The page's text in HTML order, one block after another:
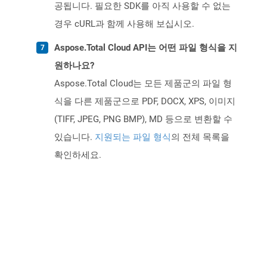
공됩니다. 필요한 SDK를 아직 사용할 수 없는
경우 cURL과 함께 사용해 보십시오.
Aspose.Total Cloud API는 어떤 파일 형식을 지
원하나요?
Aspose.Total Cloud는 모든 제품군의 파일 형
식을 다른 제품군으로 PDF, DOCX, XPS, 이미지
(TIFF, JPEG, PNG BMP), MD 등으로 변환할 수
있습니다. 지원되는 파일 형식의 전체 목록을
확인하세요.